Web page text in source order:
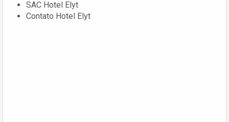
SAC Hotel Elyt
Contato Hotel Elyt